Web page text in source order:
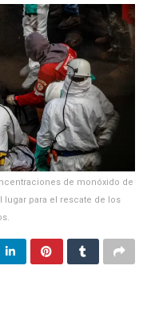
de monóxido de
para el rescate de los